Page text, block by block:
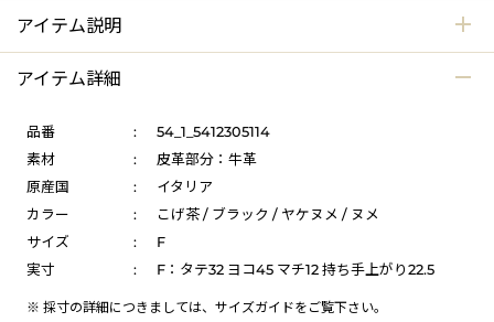
アイテム説明
アイテム詳細
品番 :
54_1_5412305114
素材
:
皮革部分：牛革
原産国
:
イタリア
カラー
:
こげ茶 / ブラック / ヤケヌメ / ヌメ
サイズ
:
F
実寸
: F：タテ32 ヨコ45 マチ12 持ち手上がり22.5
※ 採寸の詳細につきましては、 サイズガイドをご覧下さい。